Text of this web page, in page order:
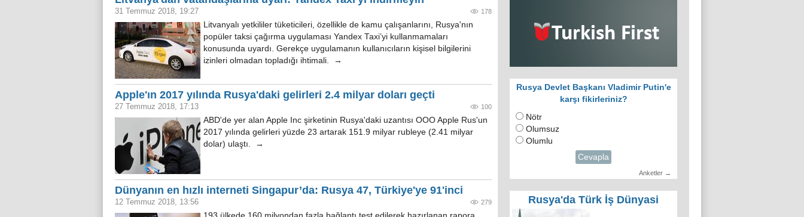
31 Temmuz 2018, 19:27 178
Litvanyalı yetkililer tüketicileri, özellikle de kamu çalışanlarını, Rusya'nın
popüler taksi çağırma uygulaması Yandex Taxi’yi kullanmamaları
konusunda uyardı. Gerekçe uygulamanın kullanıcıların kişisel bilgilerini
izinleri olmadan topladığı ihtimali. →
Apple'ın 2017 yılında Rusya'daki gelirleri 2.4 milyar doları geçti
27 Temmuz 2018, 17:13 100
ABD'de yer alan Apple Inc şirketinin Rusya'daki uzantısı OOO Apple Rus'un
2017 yılında gelirleri yüzde 23 artarak 151.9 milyar rubleye (2.41 milyar
dolar) ulaştı. →
Dünyanın en hızlı interneti Singapur’da: Rusya 47, Türkiye'ye 91'inci
12 Temmuz 2018, 13:56 279
Rusya Devlet Başkanı Vladimir Putin'e
karşı fikirleriniz?
Nötr
Olumsuz
Olumlu
Cevapla
Anketler →
Rusya'da Türk İş Dünyasi